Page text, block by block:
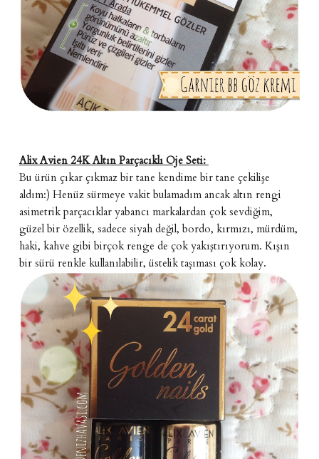
Alix Avien 24K Altın Parçacıklı Oje Seti:
Bu ürün çıkar çıkmaz bir tane kendime bir tane çekilişe
aldım:) Henüz sürmeye vakit bulamadım ancak altın rengi
asimetrik parçacıklar yabancı markalardan çok sevdiğim,
güzel bir özellik, sadece siyah değil, bordo, kırmızı, mürdüm,
haki, kahve gibi birçok renge de çok yakıştırıyorum. Kışın
bir sürü renkle kullanılabilir, üstelik taşıması çok kolay.